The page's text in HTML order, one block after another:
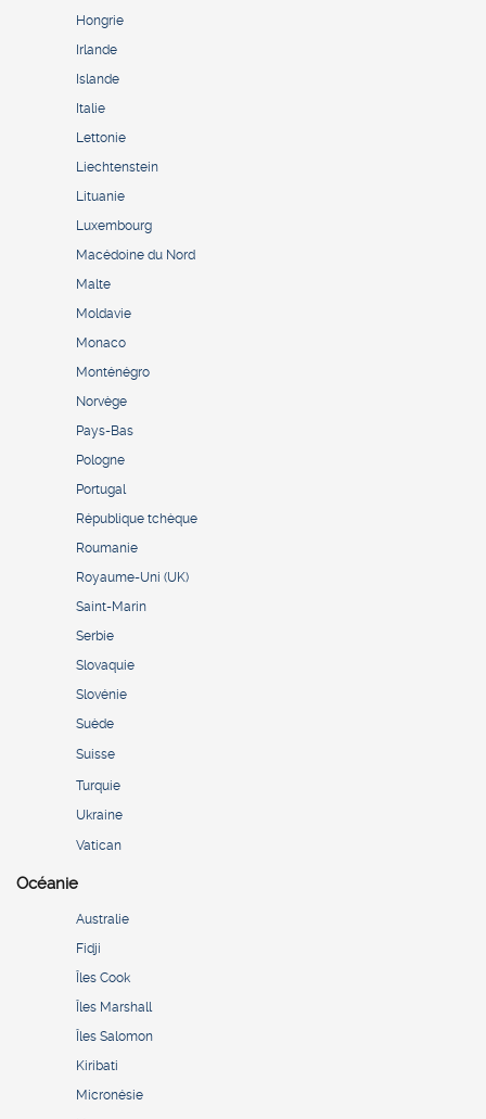
Hongrie
Irlande
Islande
Italie
Lettonie
Liechtenstein
Lituanie
Luxembourg
Macédoine du Nord
Malte
Moldavie
Monaco
Monténégro
Norvège
Pays-Bas
Pologne
Portugal
République tchèque
Roumanie
Royaume-Uni (UK)
Saint-Marin
Serbie
Slovaquie
Slovénie
Suède
Suisse
Turquie
Ukraine
Vatican
Océanie
Australie
Fidji
Îles Cook
Îles Marshall
Îles Salomon
Kiribati
Micronésie